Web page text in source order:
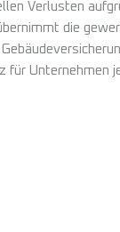
Verlusten
die
für Unternehmen